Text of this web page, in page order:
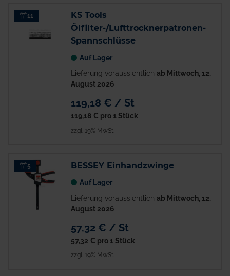
11
KS Tools
Ölfilter-/Lufttrocknerpatronen-
Spannschlüsse
Auf Lager
Lieferung voraussichtlich ab Mittwoch, 12.
August 2026
119,18 € / St
119,18 € pro 1 Stück
zzgl. 19% MwSt.
5 BESSEY Einhandzwinge
Auf Lager
Lieferung voraussichtlich ab Mittwoch, 12.
August 2026
57,32 € / St
57,32 € pro 1 Stück
zzgl. 19% MwSt.